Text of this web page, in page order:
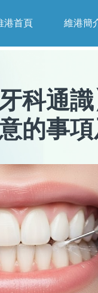
港首頁 維港簡
科通識
的事